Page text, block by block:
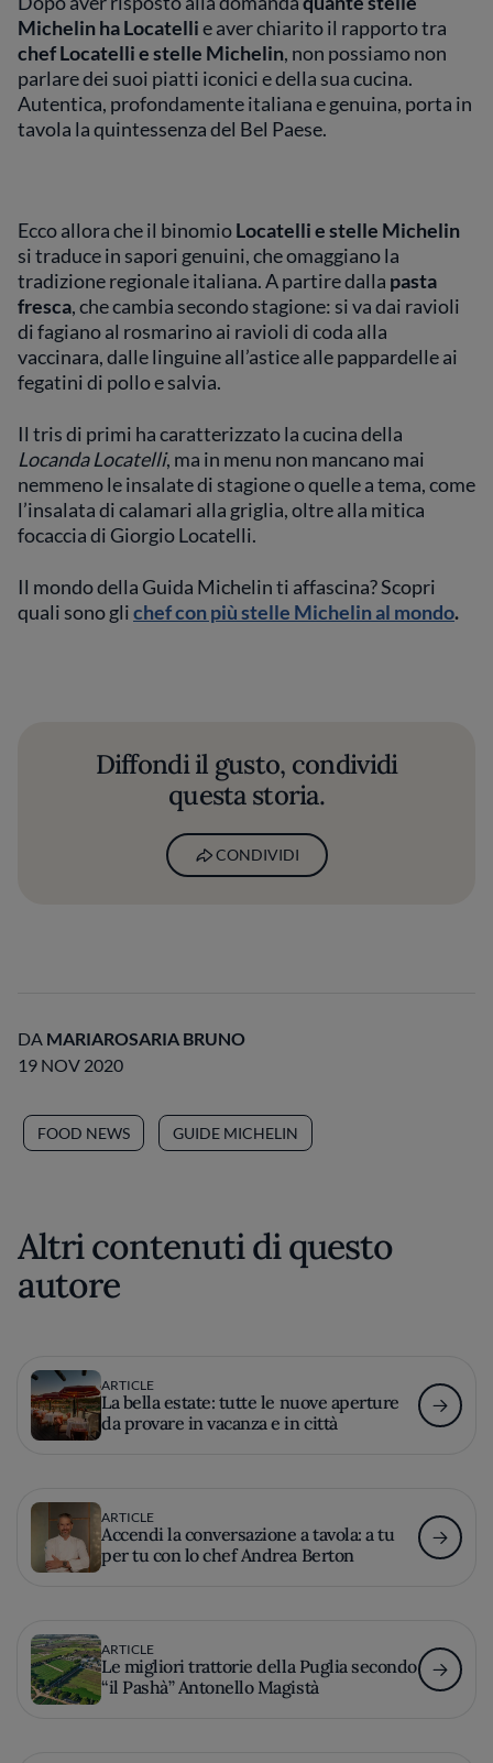
Michelin ha Locatellie aver chiarito il rapporto tra
chef Locatelli e stelle Michelin, non possiamo non
parlare dei suoi piatti iconici e della sua cucina.
Autentica, profondamente italiana e genuina, porta in
tavola la quintessenza del Bel Paese.
Ecco allora che il binomioLocatelli e stelle Michelin
si traduce in sapori genuini, che omaggiano la
tradizione regionale italiana. A partire dalla pasta
fresca, che cambia secondo stagione: si va dai ravioli
di fagiano al rosmarino ai ravioli di coda alla
vaccinara, dalle linguine all’astice alle pappardelle ai
fegatini di pollo e salvia.
Il tris di primi ha caratterizzato la cucina della
Locanda Locatelli, ma in menu non mancano mai
nemmeno le insalate di stagione o quelle a tema, come
l’insalata di calamari alla griglia, oltre alla mitica
focaccia di Giorgio Locatelli.
Il mondo della Guida Michelin ti affascina? Scopri
quali sono glichef con più stelle Michelin al mondo.
Diffondi il gusto, condividi
questa storia.
CONDIVIDI
DA MARIAROSARIA BRUNO
19 NOV 2020
FOOD NEWS GUIDE MICHELIN
Altri contenuti di questo
autore
ARTICLE
La bella estate: tutte le nuove aperture
da provare in vacanza e in città
ARTICLE
Accendi la conversazione a tavola: a tu
per tu con lo chef Andrea Berton
ARTICLE
Le migliori trattorie della Puglia secondo
“il Pashà” Antonello Magistà